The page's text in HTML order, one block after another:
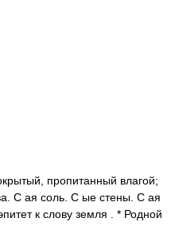
пропитанный влагой;
С ая соль. С ые стены. С ая
к слову земля . * Родной